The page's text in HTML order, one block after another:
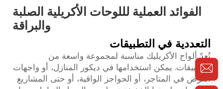
الفوائد العملية لللوحات الأكريلية الصلبة
والبراقة
التعددية في التطبيقات
تُعدّ ألواح الأكريليك مناسبة لمجموعة واسعة من
التطبيقات. يمكن استخدامها في ديكور المنازل، أو واجهات
العرض في المتاجر، أو الحواجز الواقية، أو حتى المشاريع